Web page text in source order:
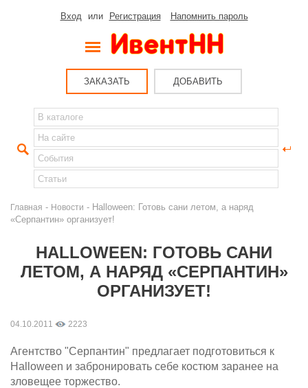
Вход или Регистрация Напомнить пароль
ЗАКАЗАТЬ ДОБАВИТЬ
Главная - Новости - Halloween: Готовь сани летом, а наряд
«Серпантин» организует!
HALLOWEEN: ГОТОВЬ САНИ
ЛЕТОМ, А НАРЯД «СЕРПАНТИН»
ОРГАНИЗУЕТ!
04.10.2011 2223
Агентство "Серпантин" предлагает подготовиться к
Halloween и забронировать себе костюм заранее на
зловещее торжество.